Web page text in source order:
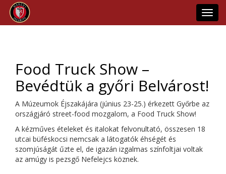
Food Truck Show –
Bevédtük a győri Belvárost!
A Múzeumok Éjszakájára (június 23-25.) érkezett Győrbe az
országjáró street-food mozgalom, a Food Truck Show!
A kézműves ételeket és italokat felvonultató, összesen 18
utcai büféskocsi nemcsak a látogatók éhségét és
szomjúságát űzte el, de igazán izgalmas színfoltjai voltak
az amúgy is pezsgő Nefelejcs köznek.